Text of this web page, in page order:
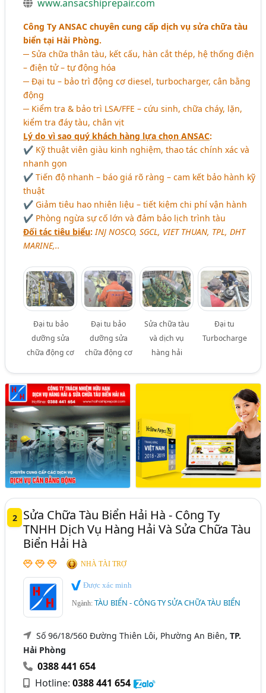
www.ansacshiprepair.com
Công Ty ANSAC chuyên cung cấp dịch vụ sửa chữa tàu
biển tại Hải Phòng.
─ Sửa chữa thân tàu, kết cấu, hàn cắt thép, hệ thống điện
– điện tử – tự động hóa
─ Đại tu – bảo trì động cơ diesel, turbocharger, cân bằng
động
─ Kiểm tra & bảo trì LSA/FFE – cứu sinh, chữa cháy, lặn,
kiểm tra đáy tàu, chân vịt
Lý do vì sao quý khách hàng lựa chọn ANSAC:
✔ Kỹ thuật viên giàu kinh nghiệm, thao tác chính xác và
nhanh gọn
✔ Tiến độ nhanh – báo giá rõ ràng – cam kết bảo hành kỹ
thuật
✔ Giảm tiêu hao nhiên liệu – tiết kiệm chi phí vận hành
✔ Phòng ngừa sự cố lớn và đảm bảo lịch trình tàu
Đối tác tiêu biểu: INJ NOSCO, SGCL, VIET THUAN, TPL, DHT
MARINE,..
Đại tu bảo
dưỡng sửa
chữa động cơ
Đại tu bảo
dưỡng sửa
chữa động cơ
Sửa chữa tàu
và dịch vụ
hàng hải
Đại tu
Turbocharge
2
Sửa Chữa Tàu Biển Hải Hà - Công Ty
TNHH Dịch Vụ Hàng Hải Và Sửa Chữa Tàu
Biển Hải Hà
NHÀ TÀI TRỢ
Được xác minh
Ngành:TÀU BIỂN - CÔNG TY SỬA CHỮA TÀU BIỂN
Số 96/18/560 Đường Thiên Lôi, Phường An Biên,TP.
Hải Phòng
0388 441 654
Hotline:0388 441 654